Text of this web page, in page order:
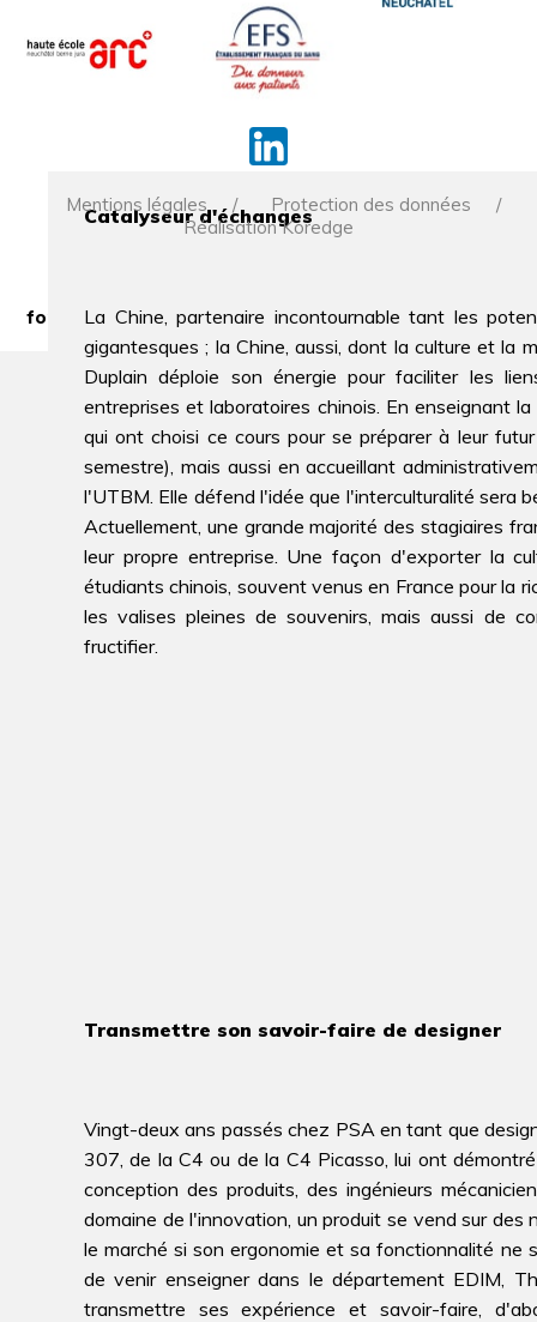
Catalyseur d'échanges
La Chine, partenaire incontournable tant les
gigantesques ; la Chine, aussi, dont la culture et la
Duplain déploie son énergie pour faciliter les
entreprises et laboratoires chinois. En enseignant
qui ont choisi ce cours pour se préparer à leur
semestre), mais aussi en accueillant
l'UTBM. Elle défend l'idée que l'interculturalité sera
Actuellement, une grande majorité des stagiaires
leur propre entreprise. Une façon d'exporter la
étudiants chinois, souvent venus en France pour la
les valises pleines de souvenirs, mais aussi de
fructifier.
Transmettre son savoir-faire de designer
Vingt-deux ans passés chez PSA en tant que
307, de la C4 ou de la C4 Picasso, lui ont
conception des produits, des ingénieurs
domaine de l'innovation, un produit se vend sur des
le marché si son ergonomie et sa fonctionnalité ne
de venir enseigner dans le département EDIM,
transmettre ses expérience et savoir-faire,
Mentions légales
Protection des données
Réalisation Koredge
formellement interdite sauf autorisation expresse du
directeur de la publication.